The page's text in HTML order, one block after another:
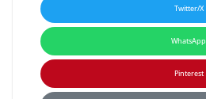
Twitter/X
WhatsApp
Pinterest